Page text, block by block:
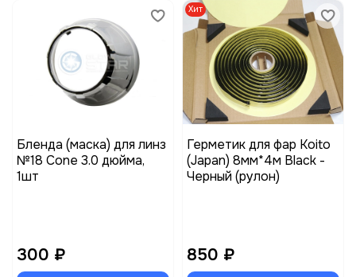
Бленда (маска) для линз
№18 Cone 3.0 дюйма,
1шт
300 ₽
Хит
Герметик для фар Koito
(Japan) 8мм*4м Black -
Черный (рулон)
850 ₽